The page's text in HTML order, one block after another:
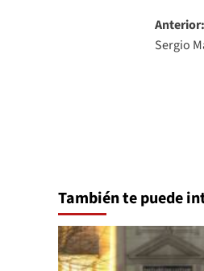
de
Anterior:
Sergio
También te puede